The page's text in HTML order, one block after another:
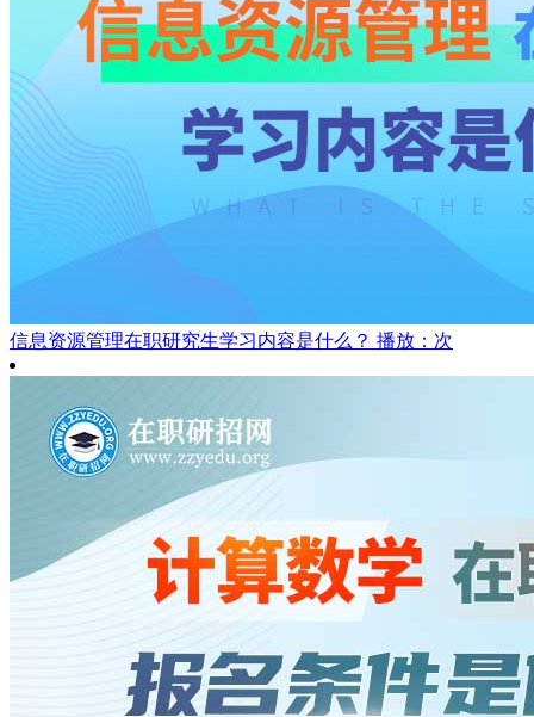
信息资源管理在职研究生学习内容是什么？ 播放：次